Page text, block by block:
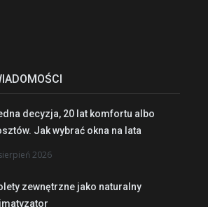
decyzja, 20 lat komfortu albo
Jak wybrać okna na lata
2026
zewnętrzne jako naturalny